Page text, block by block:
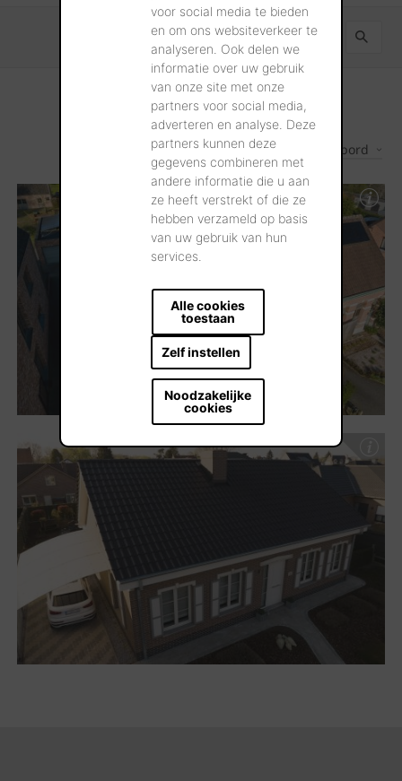
voor social media te bieden
en om ons websiteverkeer te
analyseren. Ook delen we
informatie over uw gebruik
van onze site met onze
partners voor social media,
adverteren en analyse. Deze
partners kunnen deze
gegevens combineren met
andere informatie die u aan
ze heeft verstrekt of die ze
hebben verzameld op basis
van uw gebruik van hun
services.
Alle cookies
toestaan
Zelf instellen
Noodzakelijke
cookies
Résultats Les plus récents d'abord